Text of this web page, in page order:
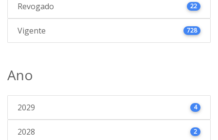
Revogado 22
Vigente 728
Ano
2029 4
2028 2